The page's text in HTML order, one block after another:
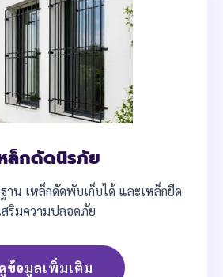
ล็กดัดนิรภัย
าน เหล็กดัดพับเก็บได้ และเหล็กยืด
สริมความปลอดภัย
ดูข้อมูลเพิ่มเติม